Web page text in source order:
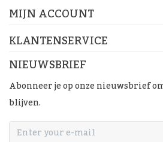
MIJN ACCOUNT
KLANTENSERVICE
NIEUWSBRIEF
Abonneer je op onze nieuwsbrief
blijven.